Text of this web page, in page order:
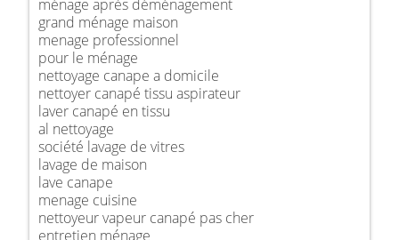
ménage après déménagement
grand ménage maison
menage professionnel
pour le ménage
nettoyage canape a domicile
nettoyer canapé tissu aspirateur
laver canapé en tissu
al nettoyage
société lavage de vitres
lavage de maison
lave canape
menage cuisine
nettoyeur vapeur canapé pas cher
entretien ménage